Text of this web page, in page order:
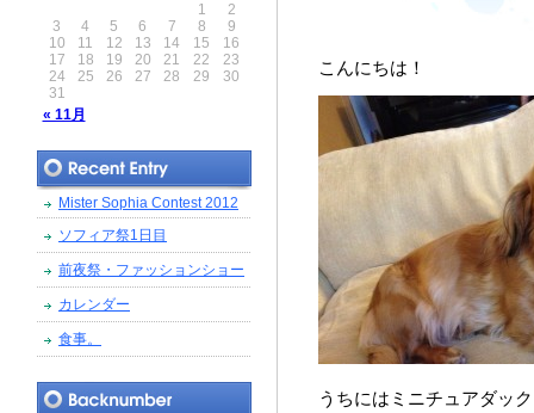
こんにちは！
うちにはミニチュアダッ
« 11月
1
2
3
4 5 6 7 8
9
10
11 12 13 14 15
16
17
18 19 20 21 22
23
24
25 26 27 28 29
30
31
Mister Sophia Contest 2012
ソフィア祭1日目
前夜祭・ファッションショー
カレンダー
食事。